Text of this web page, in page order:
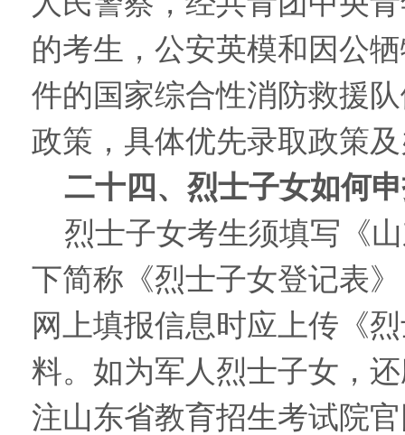
的考生，公安英模和因公
件的国家综合性消防救援
政策，具体优先录取政策
二十四、烈士子女如何
烈士子女考生须填写《
下简称《烈士子女登记表
网上填报信息时应上传《
料。如为军人烈士子女，
注山东省教育招生考试院